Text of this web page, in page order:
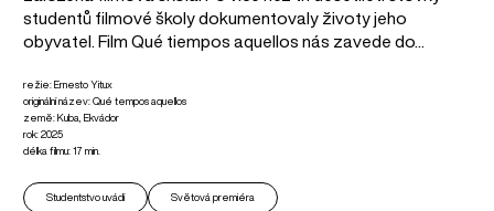
studentů filmové školy dokumentovaly životy jeho
obyvatel. Film Qué tiempos aquellos nás zavede do...
režie: Ernesto Yitux
originální název: Qué tempos aquellos
země: Kuba, Ekvádor
rok: 2025
délka filmu: 17 min.
Studentstvo uvádí Světová premiéra